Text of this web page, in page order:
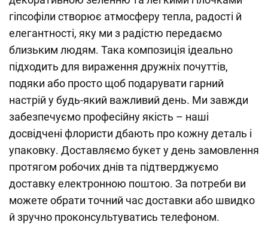
гіпсофіли створює атмосферу тепла, радості й
елегантності, яку ми з радістю передаємо
близьким людям. Така композиція ідеально
підходить для вираження дружніх почуттів,
подяки або просто щоб подарувати гарний
настрій у будь-який важливий день. Ми завжди
забезпечуємо професійну якість – наші
досвідчені флористи дбають про кожну деталь і
упаковку. Доставляємо букет у день замовлення
протягом робочих днів та підтверджуємо
доставку електронною поштою. За потреби ви
можете обрати точний час доставки або швидко
й зручно проконсультуватись телефоном.